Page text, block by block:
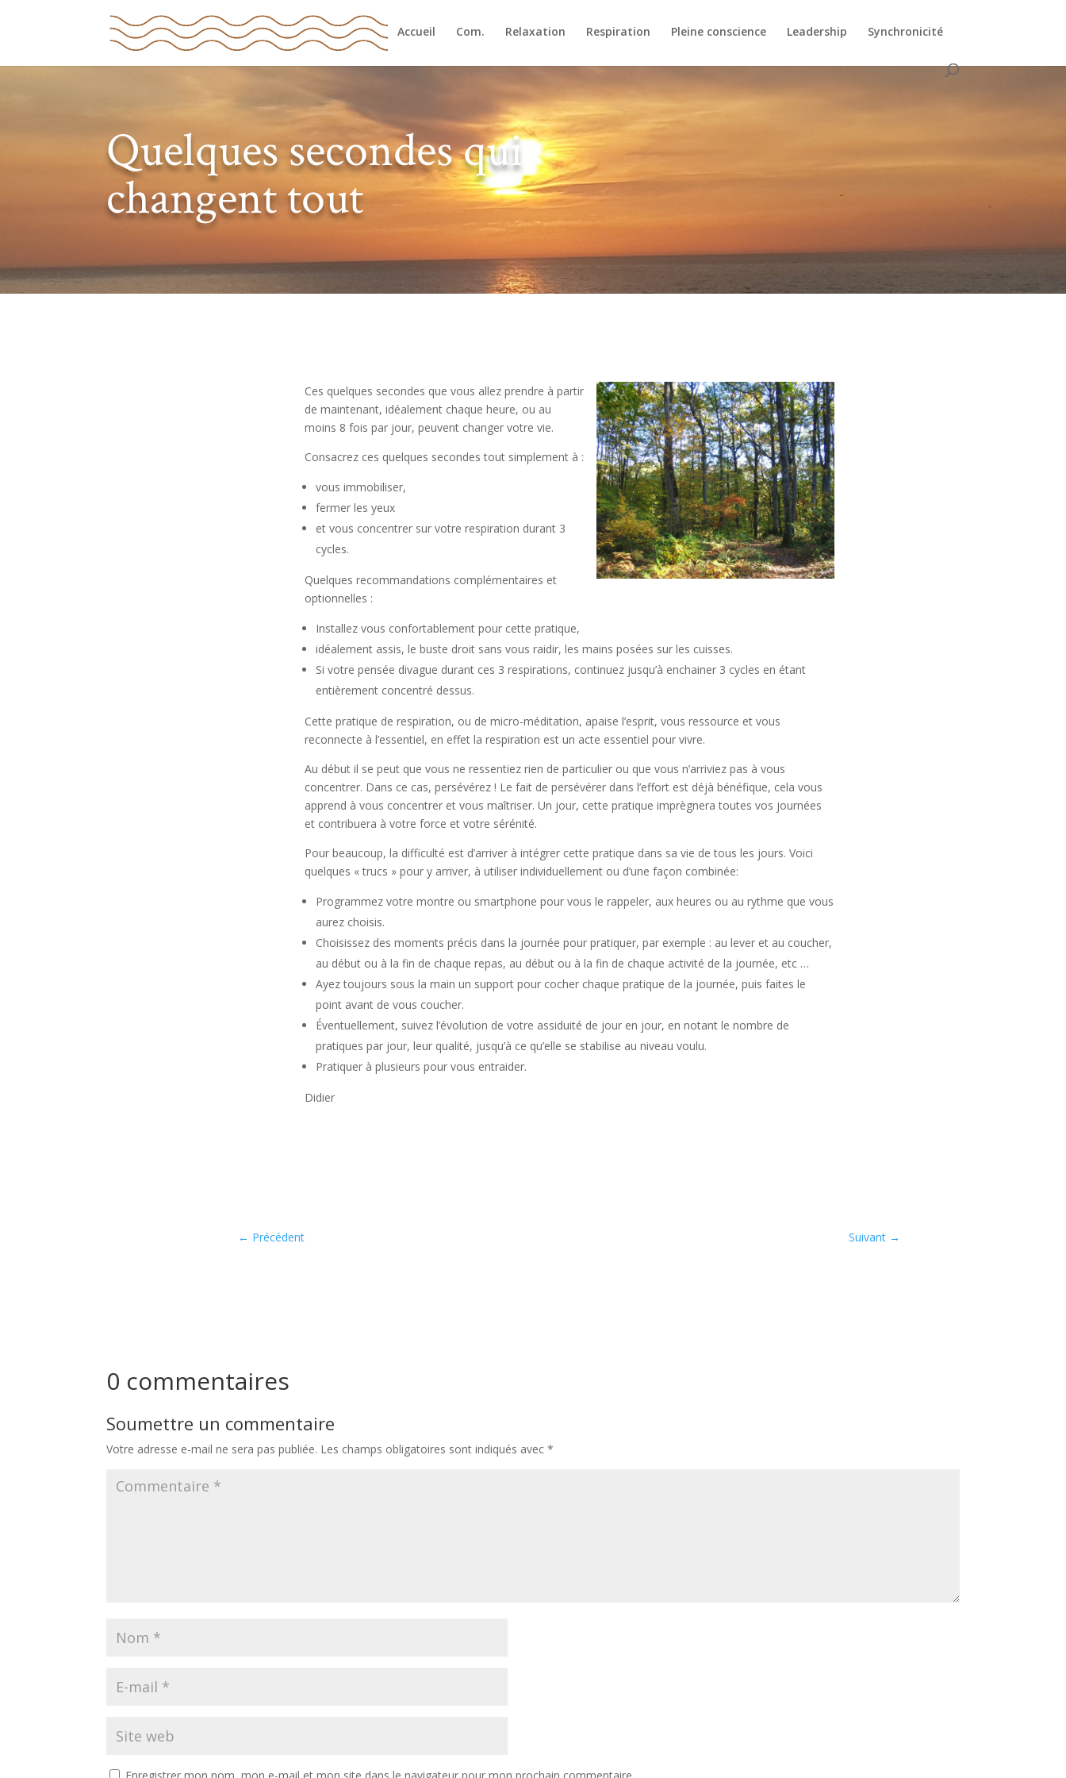
Accueil Com. Relaxation Respiration Pleine conscience Leadership Synchronicité
Quelques secondes qui
changent tout
Ces quelques secondes que vous allez prendre à partir
de maintenant, idéalement chaque heure, ou au
moins 8 fois par jour, peuvent changer votre vie.
Consacrez ces quelques secondes tout simplement à :
vous immobiliser,
fermer les yeux
et vous concentrer sur votre respiration durant 3
cycles.
Quelques recommandations complémentaires et
optionnelles :
Installez vous confortablement pour cette pratique,
idéalement assis, le buste droit sans vous raidir, les mains posées sur les cuisses.
Si votre pensée divague durant ces 3 respirations, continuez jusqu’à enchainer 3 cycles en étant
entièrement concentré dessus.
Cette pratique de respiration, ou de micro-méditation, apaise l’esprit, vous ressource et vous
reconnecte à l’essentiel, en effet la respiration est un acte essentiel pour vivre.
Au début il se peut que vous ne ressentiez rien de particulier ou que vous n’arriviez pas à vous
concentrer. Dans ce cas, persévérez ! Le fait de persévérer dans l’effort est déjà bénéfique, cela vous
apprend à vous concentrer et vous maîtriser. Un jour, cette pratique imprègnera toutes vos journées
et contribuera à votre force et votre sérénité.
Pour beaucoup, la difficulté est d’arriver à intégrer cette pratique dans sa vie de tous les jours. Voici
quelques « trucs » pour y arriver, à utiliser individuellement ou d’une façon combinée:
Programmez votre montre ou smartphone pour vous le rappeler, aux heures ou au rythme que vous
aurez choisis.
Choisissez des moments précis dans la journée pour pratiquer, par exemple : au lever et au coucher,
au début ou à la fin de chaque repas, au début ou à la fin de chaque activité de la journée, etc …
Ayez toujours sous la main un support pour cocher chaque pratique de la journée, puis faites le
point avant de vous coucher.
Éventuellement, suivez l’évolution de votre assiduité de jour en jour, en notant le nombre de
pratiques par jour, leur qualité, jusqu’à ce qu’elle se stabilise au niveau voulu.
Pratiquer à plusieurs pour vous entraider.
Didier
← Précédent Suivant →
0 commentaires
Soumettre un commentaire
Votre adresse e-mail ne sera pas publiée. Les champs obligatoires sont indiqués avec*